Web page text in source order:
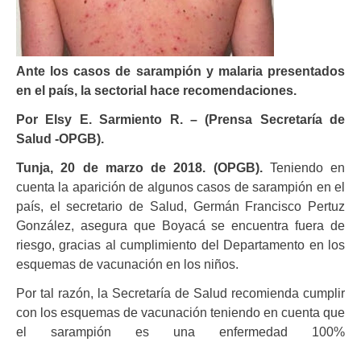
Ante los casos de sarampión y malaria presentados
en el país, la sectorial hace recomendaciones.
Por Elsy E. Sarmiento R. – (Prensa Secretaría de
Salud -OPGB).
Tunja, 20 de marzo de 2018. (OPGB).Teniendo en
cuenta la aparición de algunos casos de sarampión en el
país, el secretario de Salud, Germán Francisco Pertuz
González, asegura que Boyacá se encuentra fuera de
riesgo, gracias al cumplimiento del Departamento en los
esquemas de vacunación en los niños.
Por tal razón, la Secretaría de Salud recomienda cumplir
con los esquemas de vacunación teniendo en cuenta que
el sarampión es una enfermedad 100%